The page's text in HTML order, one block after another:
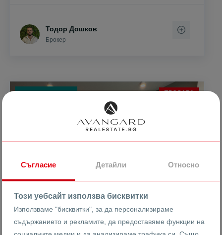
Тодор Дошков
Брокер
ПРОДАВА
Съгласие Детайли Относно
Този уебсайт използва бисквитки
Използваме "бисквитки", за да персонализираме
съдържанието и рекламите, да предоставяме функции на